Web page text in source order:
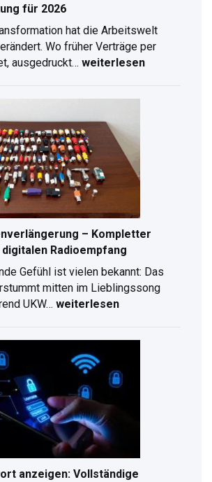
für 2026
hat die Arbeitswelt
Wo früher Verträge per
ausgedruckt… weiterlesen
– Kompletter
Radioempfang
Gefühl ist vielen bekannt: Das
mitten im Lieblingssong
UKW… weiterlesen
anzeigen: Vollständige